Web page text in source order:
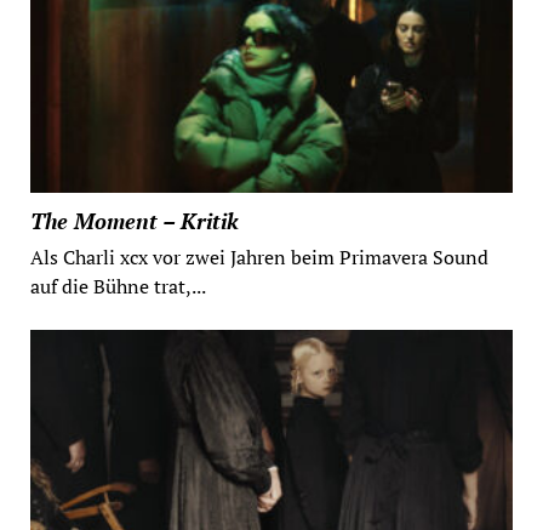
The Moment – Kritik
Als Charli xcx vor zwei Jahren beim Primavera Sound
auf die Bühne trat,...